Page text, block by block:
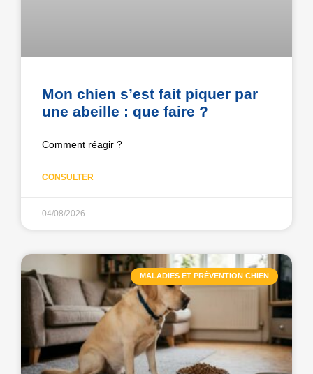
Mon chien s’est fait piquer par
une abeille : que faire ?
Comment réagir ?
CONSULTER
04/08/2026
MALADIES ET PRÉVENTION CHIEN